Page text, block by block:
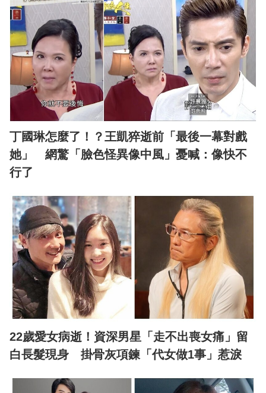
丁國琳怎麼了！？王凱猝逝前「最後一幕對戲
她」 網驚「臉色怪異像中風」憂喊：像快不
行了
22歲愛女病逝！資深男星「走不出喪女痛」留
白長髮現身 掛骨灰項鍊「代女做1事」惹淚